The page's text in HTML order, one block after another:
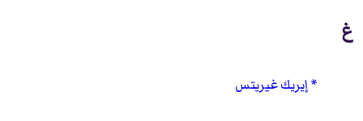
غ
إيريك غيريتس